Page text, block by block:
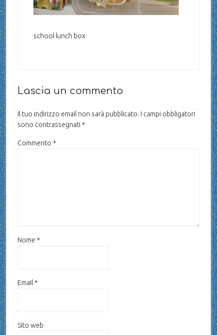
school lunch box
Lascia un commento
Il tuo indirizzo email non sarà pubblicato. I campi obbligatori
sono contrassegnati *
Commento *
Nome *
Email *
Sito web